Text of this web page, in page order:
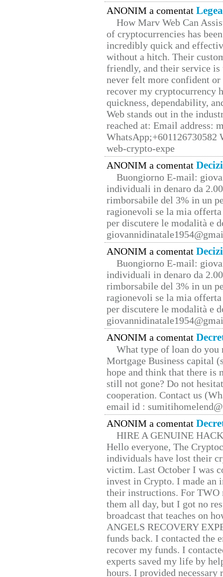
ANONIM a comentat
How Marv Web Can
of cryptocurrencies has
incredibly quick and
without a hitch. Their
friendly, and their service
never felt more confident
recover my cryptocurrency
quickness, dependability,
Web stands out in the
reached at: Email address:
web-crypto-expe
ANONIM a comentat
Buongiorno E-mail:
individuali in denaro da
rimborsabile del 3% in un
ragionevoli se la mia
per discutere le modalità e
ANONIM a comentat
Buongiorno E-mail:
individuali in denaro da
rimborsabile del 3% in un
ragionevoli se la mia
per discutere le modalità e
ANONIM a comentat
What type of loan do you
Mortgage Business capital
hope and think that there is
still not gone? Do not
cooperation. Contact us
email id :
ANONIM a comentat
HIRE A GENUINE
Hello everyone, The
individuals have lost their
victim. Last October I was
invest in Crypto. I made
their instructions. For TWO
them all day, but I got no
broadcast that teaches on
ANGELS RECOVERY
funds back. I contacted the
recover my funds. I
experts saved my life by
hours. I provided